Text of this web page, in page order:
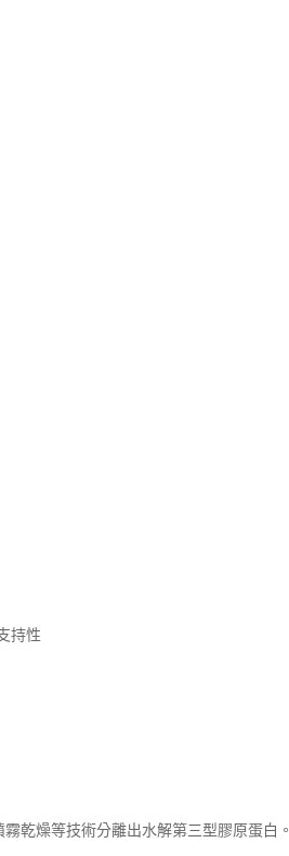
持性
乾燥等技術分離出水解第三型膠原蛋白。